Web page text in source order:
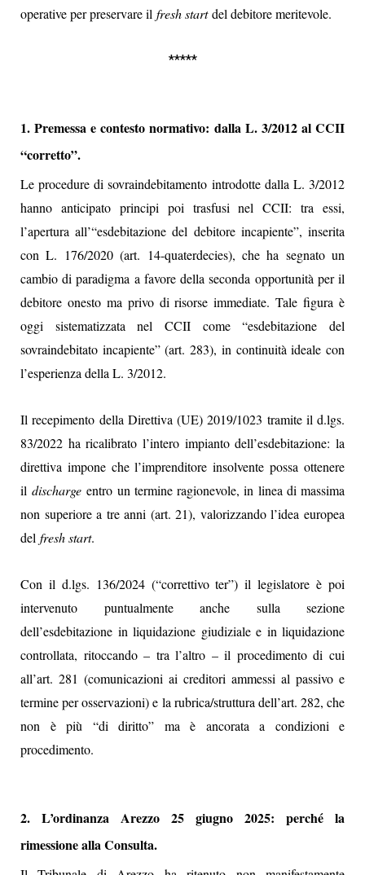
operative per preservare il fresh startdel debitore meritevole.
*****
1. Premessa e contesto normativo: dalla L. 3/2012 al CCII
“corretto”.
Le procedure di sovraindebitamento introdotte dalla L. 3/2012
hanno anticipato principi poi trasfusi nel CCII: tra essi,
l’apertura all’“esdebitazione del debitore incapiente”, inserita
con L. 176/2020 (art. 14-quaterdecies), che ha segnato un
cambio di paradigma a favore della seconda opportunità per il
debitore onesto ma privo di risorse immediate. Tale figura è
oggi sistematizzata nel CCII come “esdebitazione del
sovraindebitato incapiente” (art. 283), in continuità ideale con
l’esperienza della L. 3/2012.
Il recepimento della Direttiva (UE) 2019/1023 tramite il d.lgs.
83/2022 ha ricalibrato l’intero impianto dell’esdebitazione: la
direttiva impone che l’imprenditore insolvente possa ottenere
ildischarge entro un termine ragionevole, in linea di massima
non superiore a tre anni (art. 21), valorizzando l’idea europea
del fresh start.
Con il d.lgs. 136/2024 (“correttivo ter”) il legislatore è poi
intervenuto puntualmente anche sulla sezione
dell’esdebitazione in liquidazione giudiziale e in liquidazione
controllata, ritoccando – tra l’altro – il procedimento di cui
all’art. 281 (comunicazioni ai creditori ammessi al passivo e
termine per osservazioni) e la rubrica/struttura dell’art. 282, che
non è più “di diritto” ma è ancorata a condizioni e
procedimento.
2. L’ordinanza Arezzo 25 giugno 2025: perché la
rimessione alla Consulta.